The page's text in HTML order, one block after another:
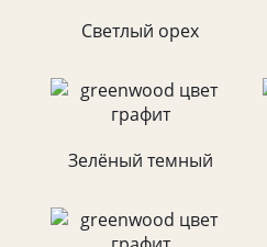
Светлый орех
Зелёный темный